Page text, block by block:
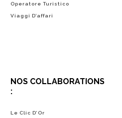
Operatore Turistico
Viaggi D’affari
NOS COLLABORATIONS
:
Le Clic D’Or